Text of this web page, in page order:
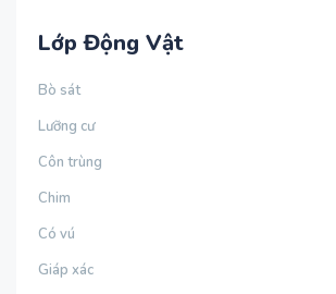
Lớp Động Vật
Bò sát
Lưỡng cư
Côn trùng
Chim
Có vú
Giáp xác